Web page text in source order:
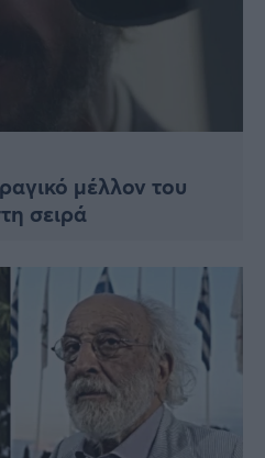
μέλλον του
σειρά